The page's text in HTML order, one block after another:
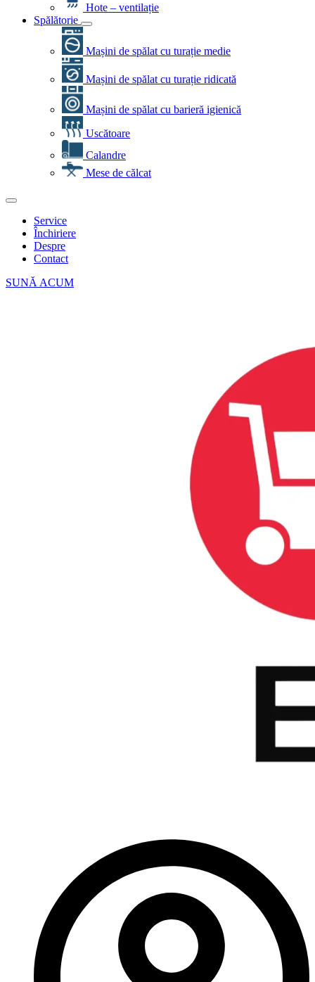
Hote – ventilație
Spălătorie
Mașini de spălat cu turație medie
Mașini de spălat cu turație ridicată
Mașini de spălat cu barieră igienică
Uscătoare
Calandre
Mese de călcat
Service
Închiriere
Despre
Contact
SUNĂ ACUM